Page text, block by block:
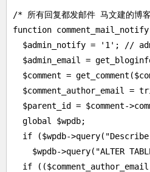
/* 所有回复都发邮件 马文建
function
$admin_notify = '1'; //
$admin_email =
$comment =
$comment_author_email =
$parent_id = $comment-
  global $wpdb;
if ($wpdb-
$wpdb->query("ALTER
if